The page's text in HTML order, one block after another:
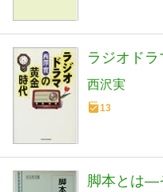
ラジオド
西沢実
13
脚本とは―